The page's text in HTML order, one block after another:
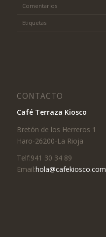
Comentarios
Etiquetas
CONTACTO
Café Terraza Kiosco
Bretón de los Herreros 1
Haro-26200-La Rioja
Telf:941 30 34 89
Email:hola@cafekiosco.com